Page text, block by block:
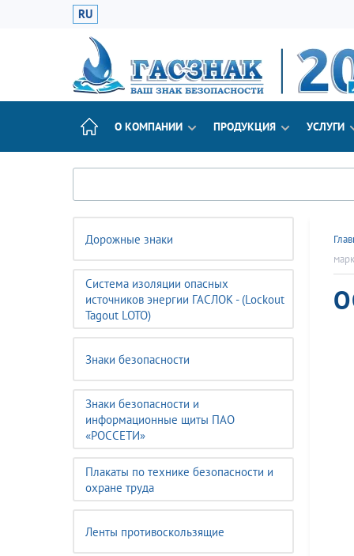
RU
О КОМПАНИИ ПРОДУКЦИЯ УСЛУГИ
Дорожные знаки
Система изоляции опасных
источников энергии ГАСЛОК - (Lockout
Tagout LOTO)
Знаки безопасности
Знаки безопасности и
информационные щиты ПАО
«РОССЕТИ»
Плакаты по технике безопасности и
охране труда
Ленты противоскользящие